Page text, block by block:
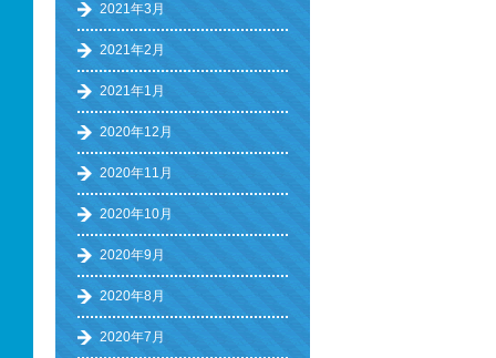
2021年3月
2021年2月
2021年1月
2020年12月
2020年11月
2020年10月
2020年9月
2020年8月
2020年7月